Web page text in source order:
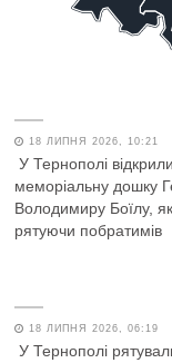
18 ЛИПНЯ 2026, 10:21
У Тернополі відкрили
меморіальну дошку
Володимиру Боїлу,
рятуючи побратимів
18 ЛИПНЯ 2026, 06:19
У Тернополі